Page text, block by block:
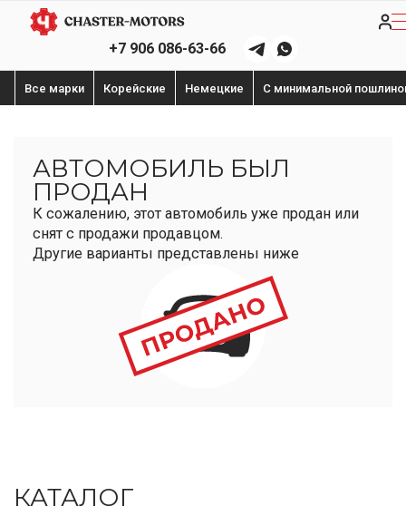
+7 906 086-63-66
Все марки Корейские Немецкие С минимальной
АВТОМОБИЛЬ БЫЛ
ПРОДАН
К сожалению, этот автомобиль уже продан или
снят с продажи продавцом.
Другие варианты представлены ниже
КАТАЛОГ